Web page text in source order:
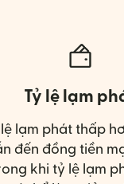
Tỷ lệ lạm
lệ lạm phát thấp
đến đồng tiền
khi tỷ lệ lạm